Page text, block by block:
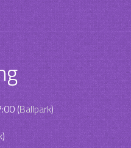
(Ballpark)
)